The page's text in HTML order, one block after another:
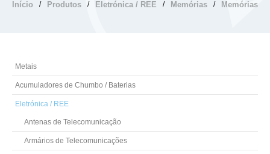
Início / Produtos / Eletrónica / REE / Memórias / Memórias
Metais
Acumuladores de Chumbo / Baterias
Eletrónica / REE
Antenas de Telecomunicação
Armários de Telecomunicações